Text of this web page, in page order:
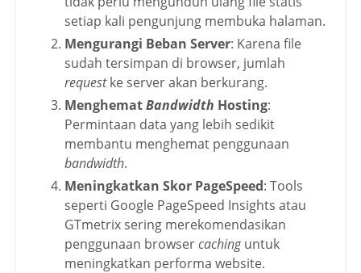
setiap kali pengunjung membuka halaman.
Mengurangi Beban Server: Karena file
sudah tersimpan di browser, jumlah
requestke server akan berkurang.
MenghematBandwidth Hosting:
Permintaan data yang lebih sedikit
membantu menghemat penggunaan
bandwidth.
Meningkatkan Skor PageSpeed: Tools
seperti Google PageSpeed Insights atau
GTmetrix sering merekomendasikan
penggunaan browsercachinguntuk
meningkatkan performa website.